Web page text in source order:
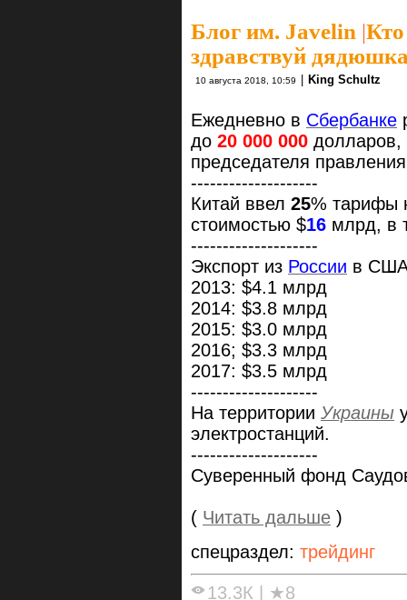
Блог им. Javelin |
здравствуй
10 августа 2018, 10:59 | King Schultz
Ежедневно в Сбербанке
до 20 000 000 долларов,
председателя
--------------------
Китай ввел 25% тарифы
стоимостью $16 млрд, в
--------------------
Экспорт из России в США
2013: $4.1 млрд
2014: $3.8 млрд
2015: $3.0 млрд
2016; $3.3 млрд
2017: $3.5 млрд
--------------------
На территории Украины
электростанций.
--------------------
Суверенный фонд
( Читать дальше )
спецраздел: трейдинг
13.3К
★8